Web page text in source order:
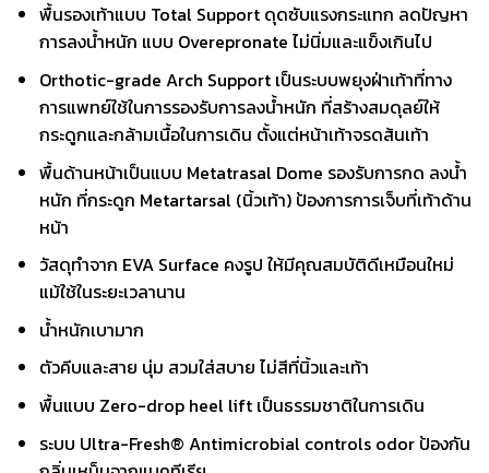
พื้นรองเท้าแบบ Total Support ดุดซับแรงกระแทก ลดปัญหา
การลงน้ำหนัก แบบ Overepronate ไม่นิ่มและแข็งเกินไป
Orthotic-grade Arch Support เป็นระบบพยุงฝ่าเท้าที่ทาง
การแพทย์ใช้ในการรองรับการลงน้ำหนัก ที่สร้างสมดุลย์ให้
กระดูกและกล้ามเนื้อในการเดิน ตั้งแต่หน้าเท้าจรดส้นเท้า
พื้นด้านหน้าเป็นแบบ Metatrasal Dome รองรับการกด ลงน้ำ
หนัก ที่กระดูก Metartarsal (นิ้วเท้า) ป้องการการเจ็บที่เท้าด้าน
หน้า
วัสดุทำจาก EVA Surface คงรูป ให้มีคุณสมบัติดีเหมือนใหม่
แม้ใช้ในระยะเวลานาน
น้ำหนักเบามาก
ตัวคีบและสาย นุ่ม สวมใส่สบาย ไม่สีที่นิ้วและเท้า
พื้นแบบ Zero-drop heel lift เป็นธรรมชาติในการเดิน
ระบบ Ultra-Fresh® Antimicrobial controls odor ป้องกัน